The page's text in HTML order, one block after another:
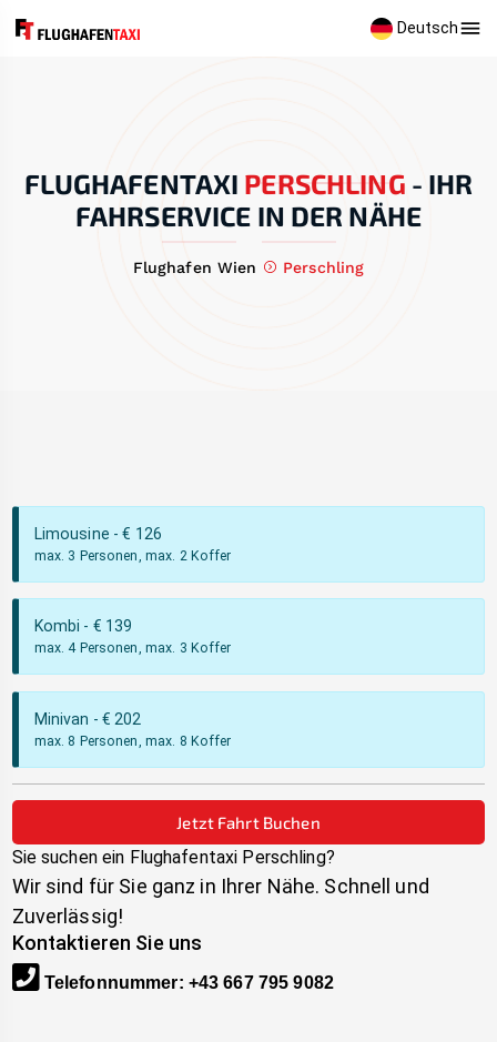
Deutsch
FLUGHAFENTAXI PERSCHLING - IHR
FAHRSERVICE IN DER NÄHE
Flughafen Wien Perschling
Limousine - € 126
max. 3 Personen, max. 2 Koffer
Kombi - € 139
max. 4 Personen, max. 3 Koffer
Minivan - € 202
max. 8 Personen, max. 8 Koffer
Jetzt Fahrt Buchen
Sie suchen ein Flughafentaxi Perschling?
Wir sind für Sie ganz in Ihrer Nähe. Schnell und
Zuverlässig!
Kontaktieren Sie uns
Telefonnummer: +43 667 795 9082